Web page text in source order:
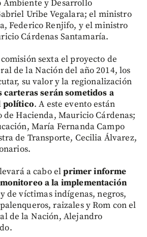
y Desarrollo
Uribe Vegalara; el ministro
Federico Renjifo, y el ministro
Cárdenas Santamaría.
sexta el proyecto de
de la Nación del año 2014, los
su valor y la regionalización
carteras serán sometidos a
político. A este evento están
Hacienda, Mauricio Cárdenas;
María Fernanda Campo
de Transporte, Cecilia Álvarez,
a cabo elprimer informe
a la implementación
de víctimas indígenas, negros,
raizales y Rom con el
de la Nación, Alejandro